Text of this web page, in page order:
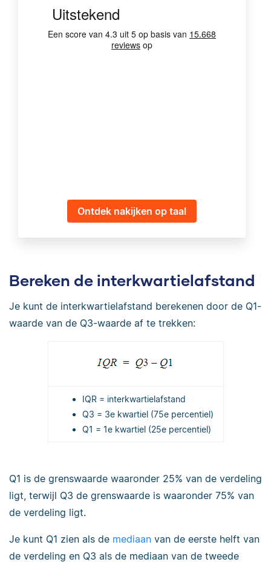
Ontdek nakijken op taal
Bereken de interkwartielafstand
Je kunt de interkwartielafstand berekenen door de Q1-
waarde van de Q3-waarde af te trekken:
IQR = interkwartielafstand
Q3 = 3e kwartiel (75e percentiel)
Q1 = 1e kwartiel (25e percentiel)
Q1 is de grenswaarde waaronder 25% van de verdeling
ligt, terwijl Q3 de grenswaarde is waaronder 75% van
de verdeling ligt.
Je kunt Q1 zien als de mediaan van de eerste helft van
de verdeling en Q3 als de mediaan van de tweede